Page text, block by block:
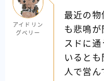
アイドリン
グベリー
最近の物
も悲鳴が
スドに通
いるとも
人で営ん